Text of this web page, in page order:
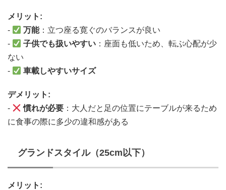
メリット:
-
万能：立つ座る寛ぐのバランスが良い
-
子供でも扱いやすい ：座面も低いため、転ぶ心配が少
ない
-
車載しやすいサイズ
デメリット:
-
慣れが必要 ：大人だと足の位置にテーブルが来るため
に食事の際に多少の違和感がある
グランドスタイル（25cm以下）
メリット: